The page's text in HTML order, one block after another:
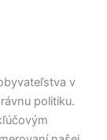
v
politiku.